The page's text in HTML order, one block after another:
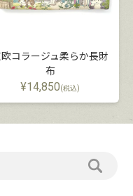
コラージュ柔らか長財
布
¥14,850(税込)